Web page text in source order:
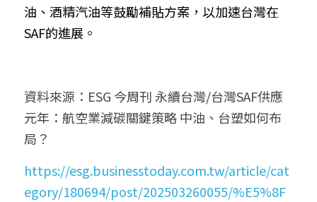
油、酒精汽油等鼓勵補貼方案，以加速台灣在
SAF的進展。
資料來源：ESG 今周刊 永續台灣/台灣SAF供應
元年：航空業減碳關鍵策略 中油、台塑如何布
局？
https://esg.businesstoday.com.tw/article/cat
egory/180694/post/202503260055/%E5%8F